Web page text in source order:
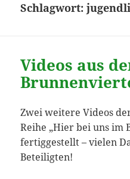
Schlagwort:
Videos aus
Zwei weitere Videos
Reihe „Hier bei uns im
fertiggestellt – vielen
Beteiligten!